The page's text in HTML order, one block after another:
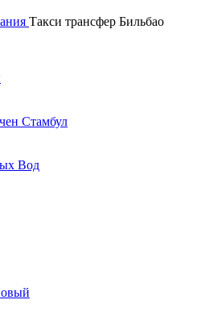
Такси трансфер Бильбао
Стамбул
Вод